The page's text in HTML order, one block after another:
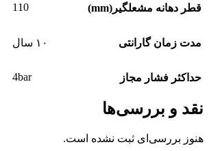
قطر دهانه مشعلگیر(mm) 110
مدت زمان گارانتی ۱۰ سال
حداکثر فشار مجاز 4bar
نقد و بررسی‌ها
هنوز بررسی‌ای ثبت نشده است.